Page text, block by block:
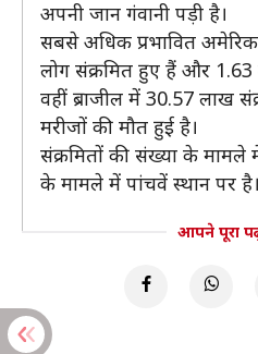
अपनी जान गंवानी पड़ी है।
सबसे अधिक प्रभावित
लोग संक्रमित हुए हैं और 1.63
वहीं ब्राजील में 30.57 लाख
मरीजों की मौत हुई है।
संक्रमितों की संख्या के मामले
के मामले में पांचवें स्थान पर है।
आपने पूरा